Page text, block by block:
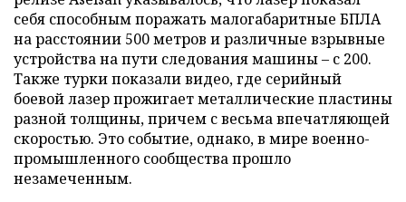
себя способным поражать малогабаритные БПЛА
на расстоянии 500 метров и различные взрывные
устройства на пути следования машины – с 200.
Также турки показали видео, где серийный
боевой лазер прожигает металлические пластины
разной толщины, причем с весьма впечатляющей
скоростью. Это событие, однако, в мире военно-
промышленного сообщества прошло
незамеченным.